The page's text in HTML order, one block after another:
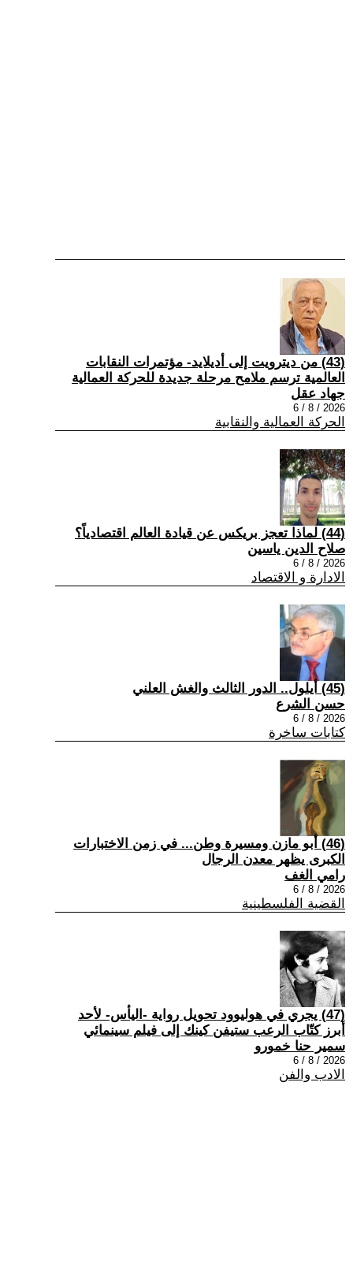
(43) من ديترويت إلى أديلايد- مؤتمرات النقابات
العالمية ترسم ملامح مرحلة جديدة للحركة العمالية
جهاد عقل
2026 / 8 / 6
الحركة العمالية والنقابية
(44) لماذا تعجز بريكس عن قيادة العالم اقتصادياً؟
صلاح الدين ياسين
2026 / 8 / 6
الادارة و الاقتصاد
(45) أيلول.. الدور الثالث والغش العلني
حسن الشرع
2026 / 8 / 6
كتابات ساخرة
(46) أبو مازن ومسيرة وطن... في زمن الاختبارات
الكبرى يظهر معدن الرجال
رامي الغف
2026 / 8 / 6
القضية الفلسطينية
(47) يجري في هوليوود تحويل رواية -اليأس- لأحد
أبرز كتّاب الرعب ستيفن كينك إلى فيلم سينمائي
سمير حنا خمورو
2026 / 8 / 6
الادب والفن